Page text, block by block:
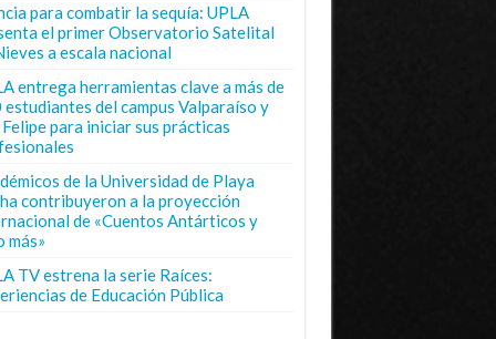
para combatir la sequía: UPLA
el primer Observatorio Satelital
a escala nacional
entrega herramientas clave a más de
del campus Valparaíso y
Felipe para iniciar sus prácticas
de la Universidad de Playa
contribuyeron a la proyección
de «Cuentos Antárticos y
más»
TV estrena la serie Raíces:
de Educación Pública